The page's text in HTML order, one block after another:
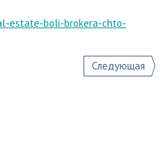
estate-boli-brokera-chto-
Следующая